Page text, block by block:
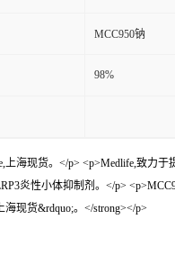
MCC950钠
98%
上海现货。</p> <p>Medlife,致
炎性小体抑制剂。</p>
海现货&rdquo;。</strong></p>